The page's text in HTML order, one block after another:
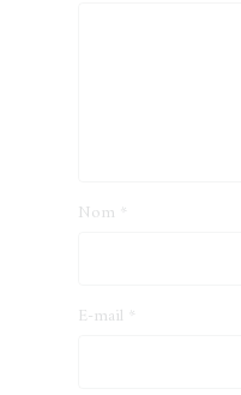
Nom *
E-mail *